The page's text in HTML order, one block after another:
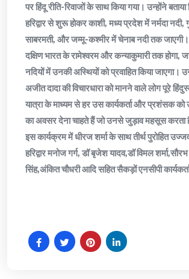
पर हिंदू रीति-रिवाजों के साथ किया गया। उन्होंने बताया
हरिद्वार से शुरू होकर काशी, मध्य प्रदेश में नर्मदा नदी,
साबरमती, और जम्मू-कश्मीर में चेनाब नदी तक जाएगी।
दक्षिण भारत के रामेश्वरम और कन्याकुमारी तक होगा,
नदियों में उनकी अस्थियों को प्रवाहित किया जाएगा।
अजीत दादा की विचारधारा को मानने वाले लोग पूरे
यात्रा के माध्यम से हर उस कार्यकर्ता और प्रशंसक
का अवसर देना चाहते हैं जो उनसे जुड़ाव महसूस करता
इस कार्यक्रम में धीरज शर्मा के साथ तीर्थ पुरोहित
हरिद्वार मनोज गर्ग, डॉ बृजेश यादव,डॉ विमल
सिंह,अंकित चौधरी आदि सहित सैकड़ों एनसीपी